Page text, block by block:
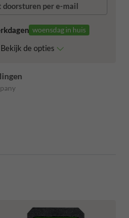
doorsturen per e-mail
woensdag in huis
de opties